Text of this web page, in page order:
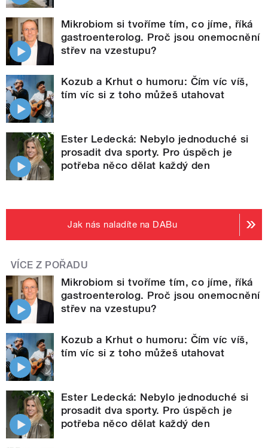
Mikrobiom si tvoříme tím, co jíme, říká
gastroenterolog. Proč jsou onemocnění
střev na vzestupu?
Kozub a Krhut o humoru: Čím víc víš,
tím víc si z toho můžeš utahovat
Ester Ledecká: Nebylo jednoduché si
prosadit dva sporty. Pro úspěch je
potřeba něco dělat každý den
Jak nás naladíte na DABu
VÍCE Z POŘADU
Mikrobiom si tvoříme tím, co jíme, říká
gastroenterolog. Proč jsou onemocnění
střev na vzestupu?
Kozub a Krhut o humoru: Čím víc víš,
tím víc si z toho můžeš utahovat
Ester Ledecká: Nebylo jednoduché si
prosadit dva sporty. Pro úspěch je
potřeba něco dělat každý den